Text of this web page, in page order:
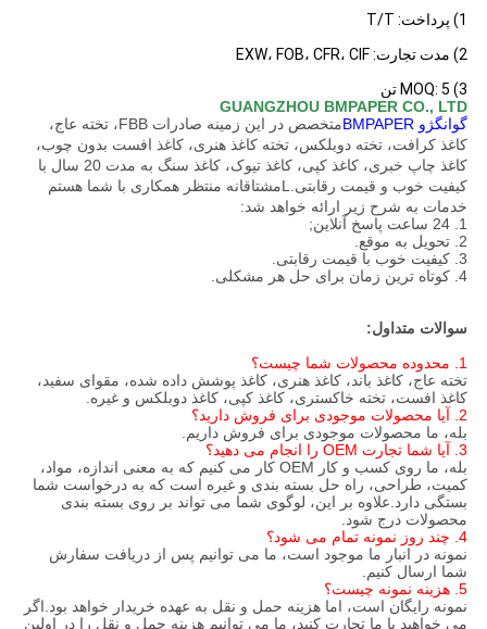
1) پرداخت: T/T
2) مدت تجارت: EXW، FOB، CFR، CIF
3) MOQ: 5 تن
GUANGZHOU BMPAPER CO., LTD
گوانگژو BMPAPER
متخصص در این زمینه صادرات FBB، تخته عاج،
کاغذ کرافت، تخته دوبلکس، تخته کاغذ هنری، کاغذ افست بدون چوب،
کاغذ چاپ خبری، کاغذ کپی، کاغذ تیوک، کاغذ سنگ به مدت 20 سال با
کیفیت خوب و قیمت رقابتی.L
مشتاقانه منتظر همکاری با شما هستم
خدمات به شرح زیر ارائه خواهد شد:
1. 24 ساعت پاسخ آنلاین;
2. تحویل به موقع.
3. کیفیت خوب با قیمت رقابتی.
4. کوتاه ترین زمان برای حل هر مشکلی.
سوالات متداول:
1. محدوده محصولات شما چیست؟
تخته عاج، کاغذ باند، کاغذ هنری، کاغذ پوشش داده شده، مقوای سفید،
کاغذ افست، تخته خاکستری، کاغذ کپی، کاغذ دوبلکس و غیره.
2. آیا محصولات موجودی برای فروش دارید؟
بله، ما محصولات موجودی برای فروش داریم.
3. آیا شما تجارت OEM را انجام می دهید؟
بله، ما روی کسب و کار OEM کار می کنیم که به معنی اندازه، مواد،
کمیت، طراحی، راه حل بسته بندی و غیره است که به درخواست شما
بستگی دارد.علاوه بر این، لوگوی شما می تواند بر روی بسته بندی
محصولات درج شود.
4. چند روز نمونه تمام می شود؟
نمونه در انبار ما موجود است، ما می توانیم پس از دریافت سفارش
شما ارسال کنیم.
5. هزینه نمونه چیست؟
نمونه رایگان است، اما هزینه حمل و نقل به عهده خریدار خواهد بود.اگر
می خواهید با ما تجارت کنید، ما می توانیم هزینه حمل و نقل را در اولین